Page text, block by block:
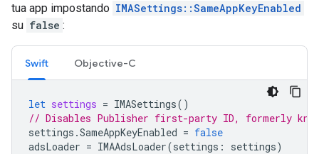
tua app impostando IMASettings::SameAppKeyEnabled
su false :
Swift Objective-C
let settings = IMASettings()
// Disables Publisher first-party ID, formerly
settings .SameAppKeyEnabled = false
adsLoader = IMAAdsLoader(settings : settings)